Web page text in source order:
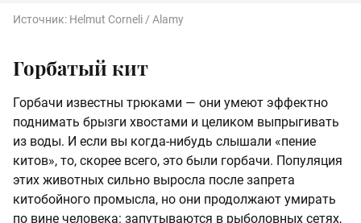
Источник: Helmut Corneli / Alamy
Горбатый кит
Горбачи известны трюками — они умеют эффектно
поднимать брызги хвостами и целиком выпрыгивать
из воды. И если вы когда-нибудь слышали «пение
китов», то, скорее всего, это были горбачи. Популяция
этих животных сильно выросла после запрета
китобойного промысла, но они продолжают умирать
по вине человека: запутываются в рыболовных сетях,